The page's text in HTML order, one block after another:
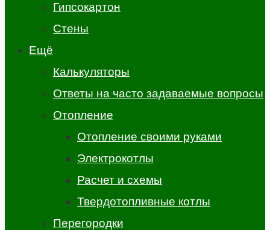
Гипсокартон
Стены
Ещё
Калькуляторы
Ответы на часто задаваемые вопросы
Отопление
Отопление своими руками
Электрокотлы
Расчет и схемы
Твердотопливные котлы
Перегородки